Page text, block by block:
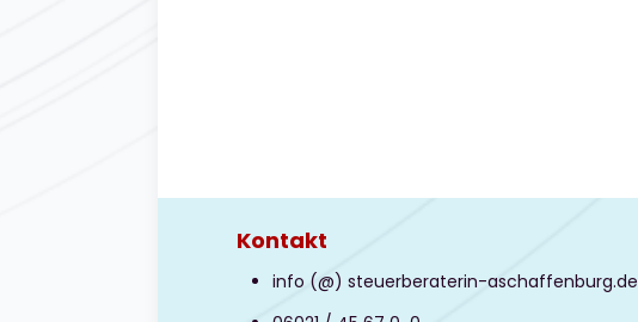
Kontakt
info (@) steuerberaterin-aschaffenburg.de